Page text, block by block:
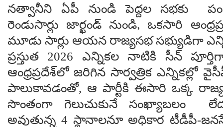
నత్వానీని ఏపీ నుండి పెద్దల సభకు
రెండుసార్లు జార్ఖండ్ నుండి, ఒకసారి
మూడు సార్లు ఆయన రాజ్యసభ సభ్యుడిగా
ప్రస్తుత 2026 ఎన్నికల నాటికి సీన్
ఆంధ్రప్రదేశ్‌లో జరిగిన సార్వత్రిక
పాలుకావడంతో, ఆ పార్టీకి ఈసారి ఒక్క
సొంతంగా గెలుచుకునే సంఖ్యాబలం
అవుతున్న 4 స్థానాలనూ అధికార టీడీపీ-